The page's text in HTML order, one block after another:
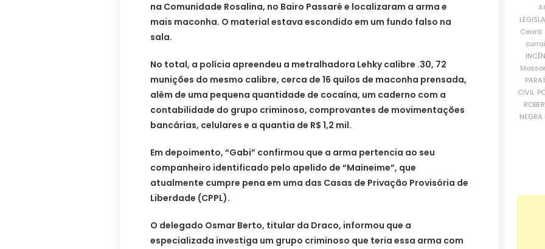
na Comunidade Rosalina, no Bairo Passaré e localizaram a arma e
mais maconha. O material estava escondido em um fundo falso na
sala.
No total, a polícia apreendeu a metralhadora Lehky calibre .30, 72
munições do mesmo calibre, cerca de 16 quilos de maconha prensada,
além de uma pequena quantidade de cocaína, um caderno com a
contabilidade do grupo criminoso, comprovantes de movimentações
bancárias, celulares e a quantia de R$ 1,2 mil.
Em depoimento, “Gabi” confirmou que a arma pertencia ao seu
companheiro identificado pelo apelido de “Maineime”, que
atualmente cumpre pena em uma das Casas de Privação Provisória de
Liberdade (CPPL).
O delegado Osmar Berto, titular da Draco, informou que a
especializada investiga um grupo criminoso que teria essa arma com
Ceará
CIVIL
NEGRA